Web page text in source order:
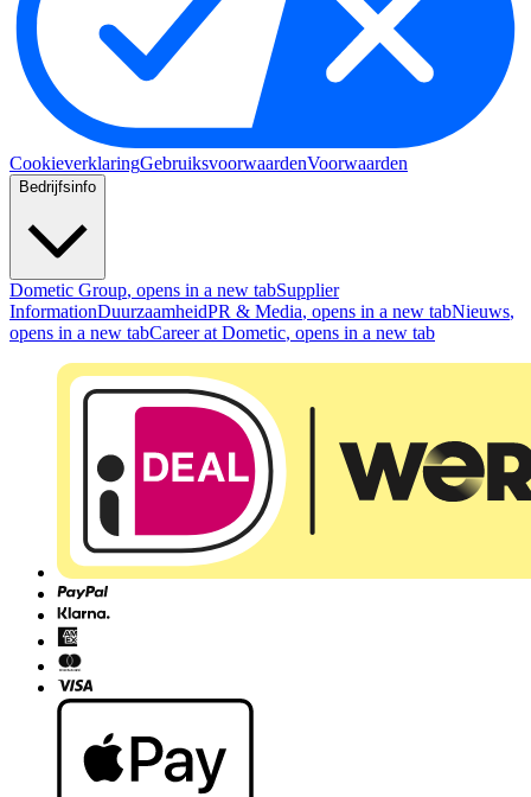
CookieverklaringGebruiksvoorwaardenVoorwaarden
Bedrijfsinfo
Dometic Group, opens in a new tabSupplier
InformationDuurzaamheidPR & Media, opens in a new tabNieuws,
opens in a new tabCareer at Dometic, opens in a new tab